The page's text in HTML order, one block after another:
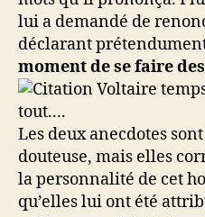
lui a demandé de
déclarant
moment de se faire
Les deux anecdotes
douteuse, mais elles
la personnalité de cet
qu’elles lui ont été